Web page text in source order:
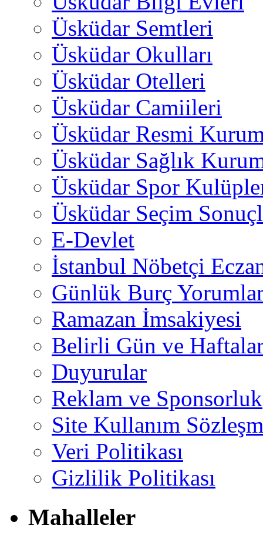
Üsküdar Semtleri
Üsküdar Okulları
Üsküdar Otelleri
Üsküdar Camiileri
Üsküdar Resmi
Üsküdar Sağlık
Üsküdar Spor
Üsküdar Seçim
E-Devlet
İstanbul Nöbetçi
Günlük Burç
Ramazan İmsakiyesi
Belirli Gün ve
Duyurular
Reklam ve Sponsorluk
Site Kullanım
Veri Politikası
Gizlilik Politikası
Mahalleler